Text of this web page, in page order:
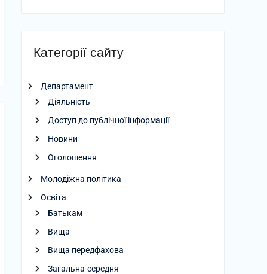
Категорії сайту
Департамент
Діяльність
Доступ до публічної інформації
Новини
Оголошення
Молодіжна політика
Освіта
Батькам
Вища
Вища передфахова
Загальна-середня